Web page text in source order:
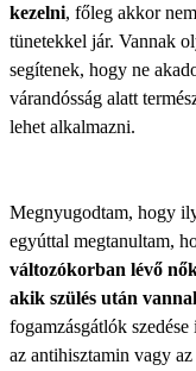
kezelni, főleg akkor
tünetekkel jár. Vannak
segítenek, hogy ne
várandósság alatt
lehet alkalmazni.
Megnyugodtam, hogy
egyúttal megtanultam,
változókorban lévő
akik szülés után
fogamzásgátlók
az antihisztamin vagy